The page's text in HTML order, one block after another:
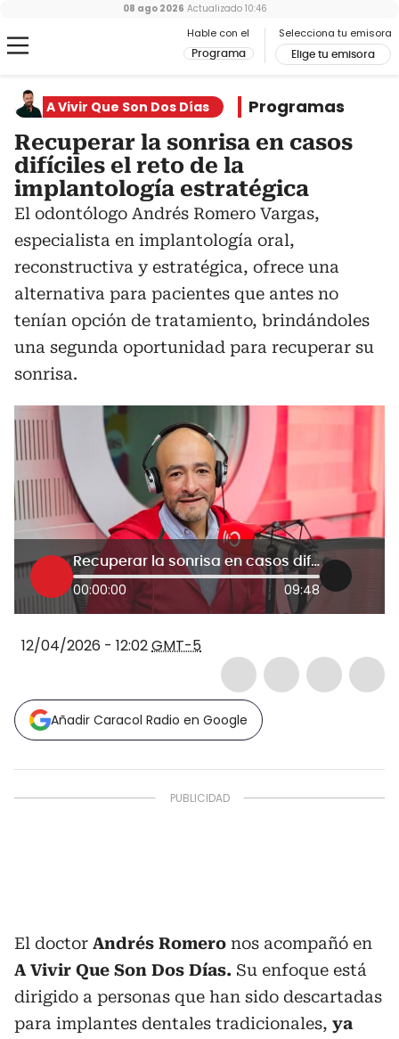
Hable con el
Programa
Selecciona tu emisora
Elige tu emisora
08 ago 2026 Actualizado 10:46
A Vivir Que Son Dos Días Programas
Recuperar la sonrisa en casos
difíciles el reto de la
implantología estratégica
El odontólogo Andrés Romero Vargas,
especialista en implantología oral,
reconstructiva y estratégica, ofrece una
alternativa para pacientes que antes no
tenían opción de tratamiento, brindándoles
una segunda oportunidad para recuperar su
sonrisa.
Recuperar la sonrisa en casos difíciles el reto de la implantología estratégica
00:00:00 09:48
12/04/2026 - 12:02GMT-5
Añadir Caracol Radio en Google
El doctor Andrés Romero nos acompañó en
A Vivir Que Son Dos Días. Su enfoque está
dirigido a personas que han sido descartadas
para implantes dentales tradicionales, ya